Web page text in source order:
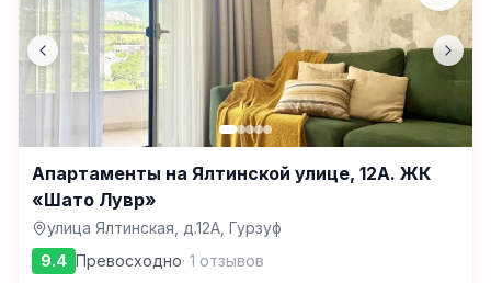
Апартаменты на Ялтинской улице, 12А. ЖК
«Шато Лувр»
улица Ялтинская, д.12А, Гурзуф
9.4 Превосходно· 1 отзывов